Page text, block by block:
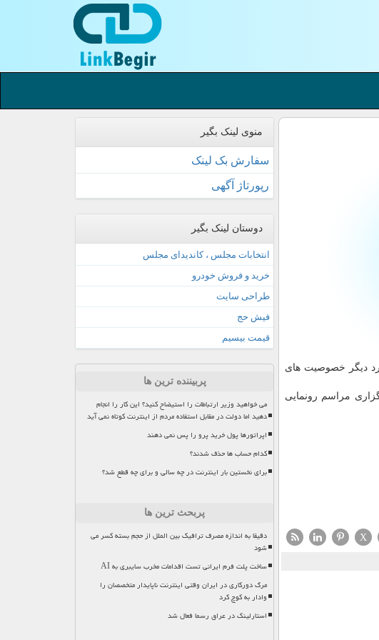
بیشتر است. در مورد دیگر خصوصیت های
مراسم رونمایی
X
منوی لینک بگیر
سفارش بک لینک
رپورتاژ آگهی
دوستان لینک بگیر
انتخابات مجلس ، کاندیدای مجلس
خرید و فروش خودرو
طراحی سایت
فیش حج
قیمت بیسیم
پربیننده ترین ها
می خواهید وزیر ارتباطات را استیضاح کنید؟ این کار را انجام
دهید اما دولت در مقابل استفاده مردم از اینترنت کوتاه نمی آید
اپراتورها پول خرید پرو را پس نمی دهند
کدام حساب ها حذف شدند؟
برای نخستین بار اینترنت در چه سالی و برای چه قطع شد؟
پربحث ترین ها
دقیقا به اندازه مصرف ترافیک بین الملل از حجم بسته کسر می
شود
ساخت پلت فرم ایرانی تست اقدامات مخرب سایبری به AI
مرگ دورکاری در ایران وقتی اینترنت ناپایدار متخصصان را
وادار به کوچ کرد
استارلینک در عراق رسما فعال شد